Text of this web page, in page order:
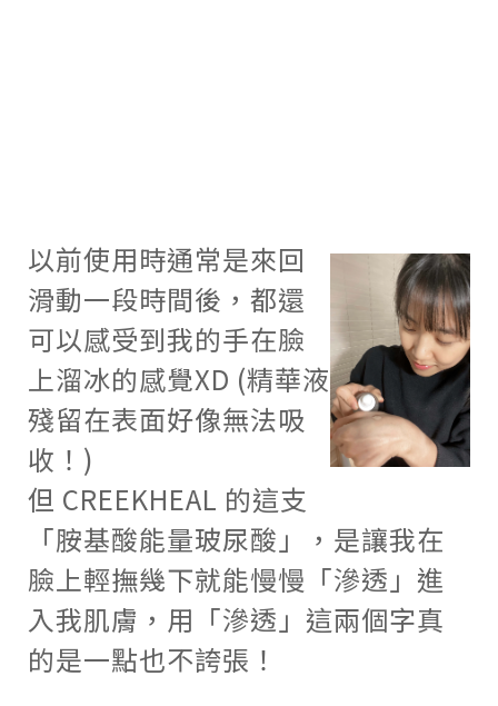
以前使用時通常是來回
滑動一段時間後，都還
可以感受到我的手在臉
上溜冰的感覺XD (精華液
殘留在表面好像無法吸
收！ )
但 CREEKHEAL 的這支
「胺基酸能量玻尿酸」，是讓我在
臉上輕撫幾下就能慢慢「滲透」進
入我肌膚，用「滲透」這兩個字真
的是一點也不誇張！